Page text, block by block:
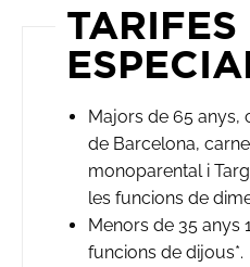
TARIFES
Majors de 65 anys,
de Barcelona,
monoparental i
les funcions de
Menors de 35 anys
funcions de dijous*.